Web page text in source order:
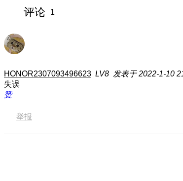
评论 1
HONOR2307093496623 LV8 发表于 2022-1-10
失误
赞
举报